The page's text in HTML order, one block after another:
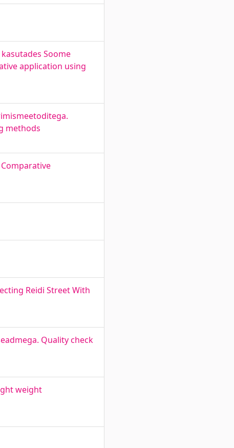
Soome
application using
methods
Reidi Street With
Quality check
weight